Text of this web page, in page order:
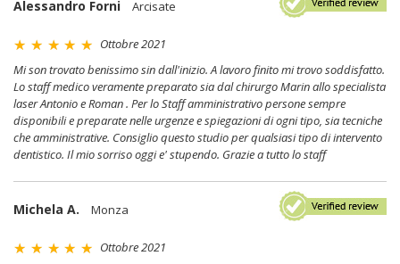
Alessandro Forni Arcisate
Ottobre 2021
Mi son trovato benissimo sin dall'inizio. A lavoro finito mi trovo soddisfatto.
Lo staff medico veramente preparato sia dal chirurgo Marin allo specialista
laser Antonio e Roman . Per lo Staff amministrativo persone sempre
disponibili e preparate nelle urgenze e spiegazioni di ogni tipo, sia tecniche
che amministrative. Consiglio questo studio per qualsiasi tipo di intervento
dentistico. Il mio sorriso oggi e' stupendo. Grazie a tutto lo staff
Michela A. Monza
Ottobre 2021